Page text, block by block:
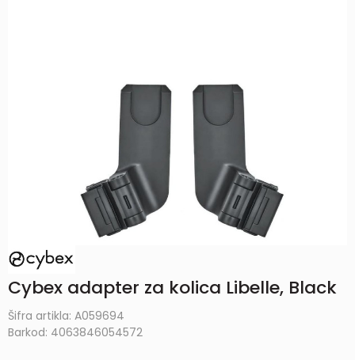
Cybex adapter za kolica Libelle, Black
Šifra artikla: A059694
Barkod: 4063846054572